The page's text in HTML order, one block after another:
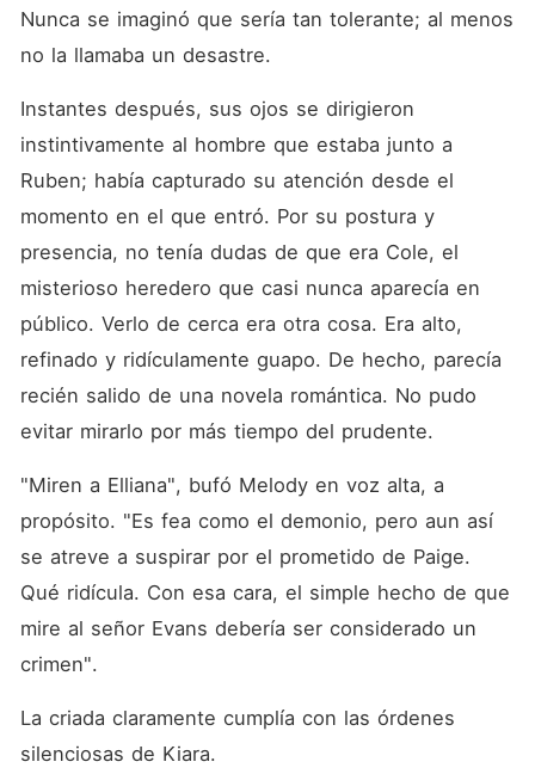
Nunca se imaginó que sería tan tolerante; al menos
no la llamaba un desastre.
Instantes después, sus ojos se dirigieron
instintivamente al hombre que estaba junto a
Ruben; había capturado su atención desde el
momento en el que entró. Por su postura y
presencia, no tenía dudas de que era Cole, el
misterioso heredero que casi nunca aparecía en
público. Verlo de cerca era otra cosa. Era alto,
refinado y ridículamente guapo. De hecho, parecía
recién salido de una novela romántica. No pudo
evitar mirarlo por más tiempo del prudente.
"Miren a Elliana", bufó Melody en voz alta, a
propósito. "Es fea como el demonio, pero aun así
se atreve a suspirar por el prometido de Paige.
Qué ridícula. Con esa cara, el simple hecho de que
mire al señor Evans debería ser considerado un
crimen".
La criada claramente cumplía con las órdenes
silenciosas de Kiara.